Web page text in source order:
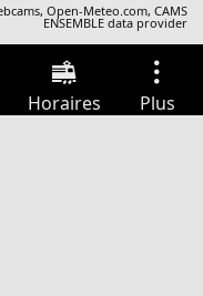
,Open-Meteo.com,CAMS
ENSEMBLE data provider
Horaires Plus